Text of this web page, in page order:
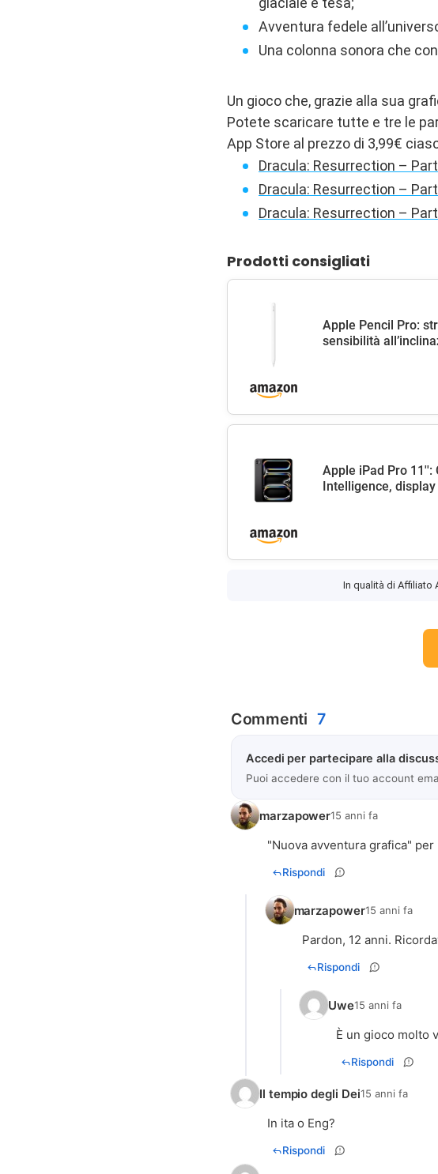
Avventura fedele
Una colonna sonora che
Un gioco che, grazie alla sua
Potete scaricare tutte e tre le
App Store al prezzo di 3,99€
Dracula: Resurrection –
Dracula: Resurrection –
Dracula: Resurrection –
Prodotti consigliati
Apple Pencil Pro:
sensibilità
Apple iPad Pro 11'':
Intelligence, display
In qualità di Affiliato
Commenti 7
Accedi per partecipare alla
Puoi accedere con il tuo account
marzapower15 anni fa
"Nuova avventura grafica"
Rispondi
marzapower15 anni fa
Pardon, 12 anni.
Rispondi
Uwe15 anni fa
È un gioco molto
Rispondi
Il tempio degli Dei15 anni fa
In ita o Eng?
Rispondi